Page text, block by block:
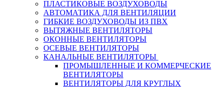
ПЛАСТИКОВЫЕ ВОЗДУХОВОДЫ
АВТОМАТИКА ДЛЯ ВЕНТИЛЯЦИИ
ГИБКИЕ ВОЗДУХОВОДЫ ИЗ ПВХ
ВЫТЯЖНЫЕ ВЕНТИЛЯТОРЫ
ОКОННЫЕ ВЕНТИЛЯТОРЫ
ОСЕВЫЕ ВЕНТИЛЯТОРЫ
КАНАЛЬНЫЕ ВЕНТИЛЯТОРЫ
ПРОМЫШЛЕННЫЕ И КОММЕРЧЕСКИЕ
ВЕНТИЛЯТОРЫ
ВЕНТИЛЯТОРЫ ДЛЯ КРУГЛЫХ